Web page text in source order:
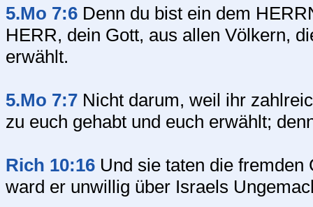
5.Mo 7:6 Denn du bist ein dem
HERR, dein Gott, aus allen Völkern,
erwählt.
5.Mo 7:7 Nicht darum, weil ihr
zu euch gehabt und euch erwählt;
Rich 10:16 Und sie taten die
ward er unwillig über Israels